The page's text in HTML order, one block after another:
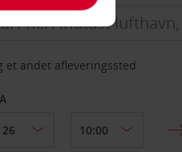
et andet afleveringssted